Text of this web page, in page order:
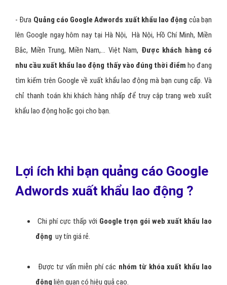
- Đưa Quảng cáo Google Adwords xuất khẩu lao động của bạn
lên Google ngay hôm nay tại Hà Nội, Hà Nội, Hồ Chí Minh, Miền
Bắc, Miền Trung, Miền Nam,… Việt Nam, Được khách hàng có
nhu cầu xuất khẩu lao động thấy vào đúng thời điểm họ đang
tìm kiếm trên Google về xuất khẩu lao động mà bạn cung cấp. Và
chỉ thanh toán khi khách hàng nhấp để truy cập trang web xuất
khẩu lao động hoặc gọi cho bạn.
Lợi ích khi bạn quảng cáo Google
Adwords xuất khẩu lao động ?
Chi phí cực thấp với Google trọn gói web xuất khẩu lao
động uy tín giá rẻ.
Được tư vấn miễn phí các nhóm từ khóa xuất khẩu lao
động liên quan có hiệu quả cao.